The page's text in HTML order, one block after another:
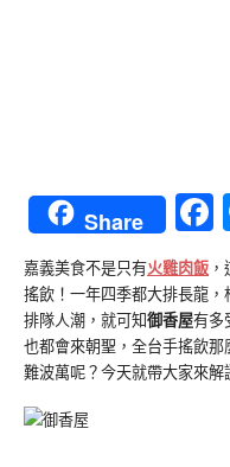
Share
嘉義美食不是只有火雞肉飯
搖飲！一年四季都大排長龍
排隊人潮，就可知御香屋有多
也都會來朝聖，全台手搖飲那
難波萬呢？今天就帶大家來解